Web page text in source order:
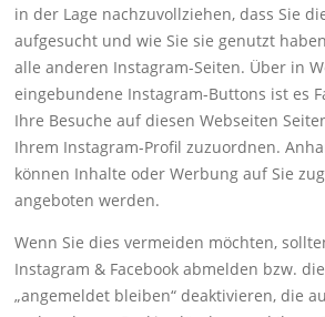
in der Lage nachzuvollziehen, dass Sie
aufgesucht und wie Sie sie genutzt
alle anderen Instagram-Seiten. Über in
eingebundene Instagram-Buttons ist es
Ihre Besuche auf diesen Webseiten
Ihrem Instagram-Profil zuzuordnen.
können Inhalte oder Werbung auf Sie
angeboten werden.
Wenn Sie dies vermeiden möchten,
Instagram & Facebook abmelden bzw.
„angemeldet bleiben“ deaktivieren, die